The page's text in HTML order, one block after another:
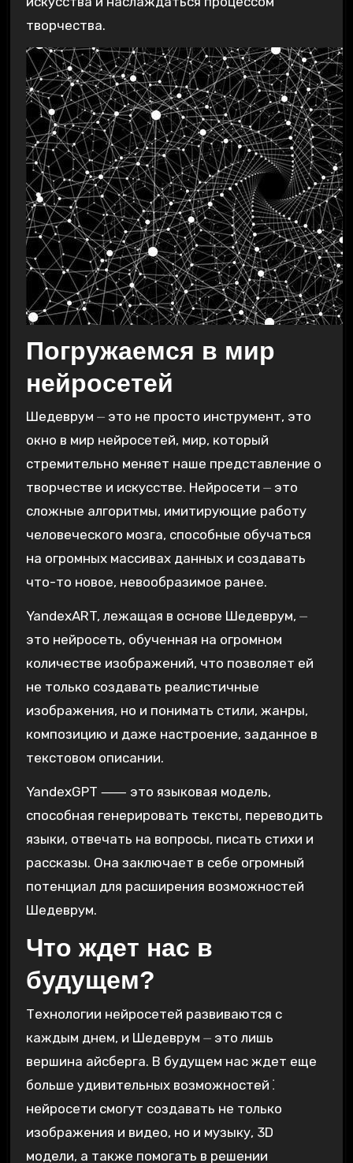
творчества.
Погружаемся в мир
нейросетей
Шедеврум ⏤ это не просто инструмент, это
окно в мир нейросетей, мир, который
стремительно меняет наше представление о
творчестве и искусстве. Нейросети ⏤ это
сложные алгоритмы, имитирующие работу
человеческого мозга, способные обучаться
на огромных массивах данных и создавать
что-то новое, невообразимое ранее.
YandexART, лежащая в основе Шедеврум, ⏤
это нейросеть, обученная на огромном
количестве изображений, что позволяет ей
не только создавать реалистичные
изображения, но и понимать стили, жанры,
композицию и даже настроение, заданное в
текстовом описании.
YandexGPT ⸺ это языковая модель,
способная генерировать тексты, переводить
языки, отвечать на вопросы, писать стихи и
рассказы. Она заключает в себе огромный
потенциал для расширения возможностей
Шедеврум.
Что ждет нас в
будущем?
Технологии нейросетей развиваются с
каждым днем, и Шедеврум ⏤ это лишь
вершина айсберга. В будущем нас ждет еще
больше удивительных возможностей⁚
нейросети смогут создавать не только
изображения и видео, но и музыку, 3D
модели, а также помогать в решении